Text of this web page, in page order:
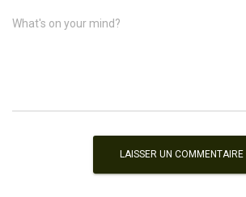
What's on your mind?